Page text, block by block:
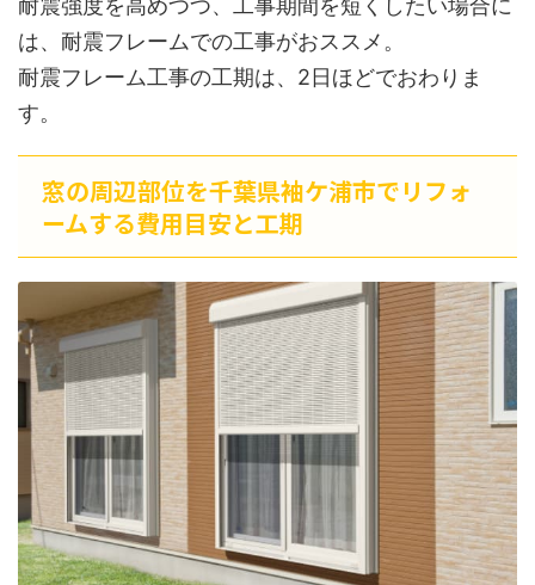
耐震強度を高めつつ、工事期間を短くしたい場合に
は、耐震フレームでの工事がおススメ。
耐震フレーム工事の工期は、2日ほどでおわりま
す。
窓の周辺部位を千葉県袖ケ浦市でリフォ
ームする費用目安と工期